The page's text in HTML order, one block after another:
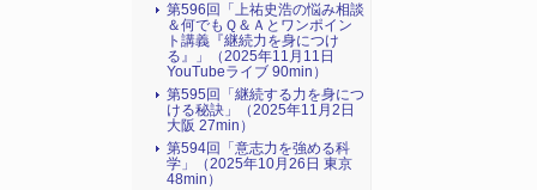
第596回「上祐史浩の悩み相談
＆何でもＱ＆Ａとワンポイン
ト講義『継続力を身につけ
る』​」（2025年11月11日
YouTubeライブ 90min）
第595回「継続する力を身につ
ける秘訣」（2025年11月2日
大阪 27min）
第594回「意志力を強める科
学」（2025年10月26日 東京
48min）